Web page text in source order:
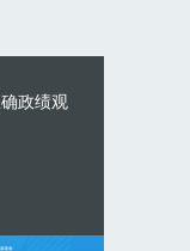
政绩观